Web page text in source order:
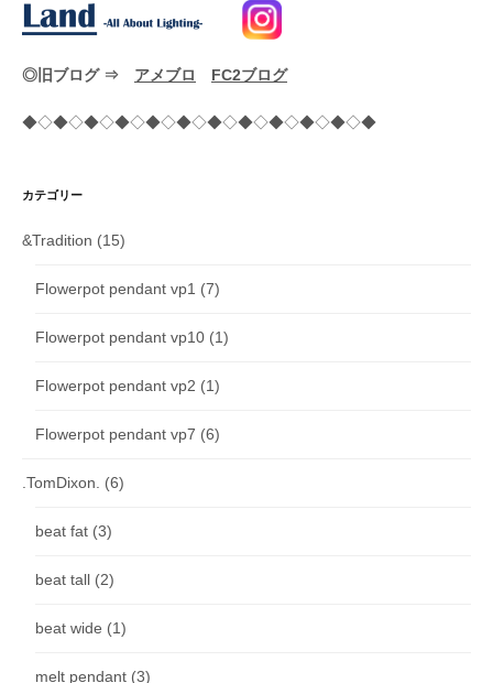
◎旧ブログ ⇒ アメブロ FC2ブログ
◆◇◆◇◆◇◆◇◆◇◆◇◆◇◆◇◆◇◆◇◆◇◆
カテゴリー
&Tradition (15)
Flowerpot pendant vp1 (7)
Flowerpot pendant vp10 (1)
Flowerpot pendant vp2 (1)
Flowerpot pendant vp7 (6)
.TomDixon. (6)
beat fat (3)
beat tall (2)
beat wide (1)
melt pendant (3)